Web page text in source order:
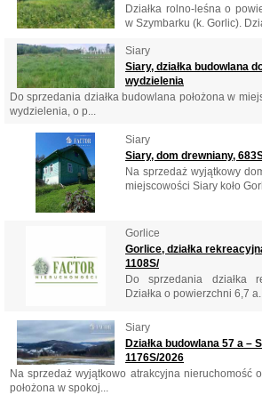
Działka rolno-leśna o
w Szymbarku (k. Gorlic).
Siary
Siary, działka budowlana
wydzielenia
Do sprzedania działka budowlana położona w
wydzielenia, o p...
Siary
Siary, dom drewniany,
Na sprzedaż wyjątkowy
miejscowości Siary koło
Gorlice
Gorlice, działka
1108S/
Do sprzedania działka
Działka o powierzchni 6,7
Siary
Działka budowlana 57 a –
1176S/2026
Na sprzedaż wyjątkowo atrakcyjna nieruchomość
położona w spokoj...